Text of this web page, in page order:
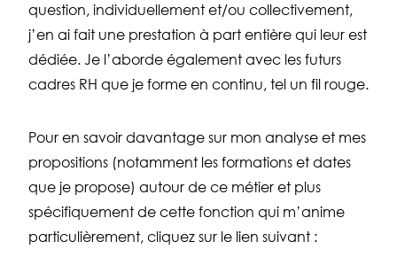
question, individuellement et/ou collectivement,
j’en ai fait une prestation à part entière qui leur est
dédiée. Je l’aborde également avec les futurs
cadres RH que je forme en continu, tel un fil rouge.
Pour en savoir davantage sur mon analyse et mes
propositions (notamment les formations et dates
que je propose) autour de ce métier et plus
spécifiquement de cette fonction qui m’anime
particulièrement, cliquez sur le lien suivant :